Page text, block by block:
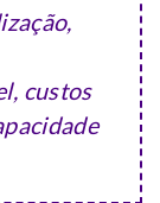
custos